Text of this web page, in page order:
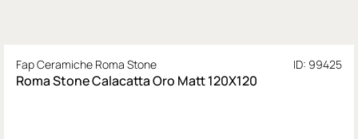
Fap Ceramiche Roma Stone ID: 99425
Roma Stone Calacatta Oro Matt 120X120